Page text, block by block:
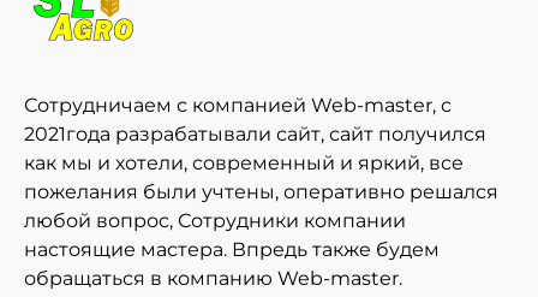
Сотрудничаем с компанией Web-master, с
2021года разрабатывали сайт, сайт получился
как мы и хотели, современный и яркий, все
пожелания были учтены, оперативно решался
любой вопрос, Сотрудники компании
настоящие мастера. Впредь также будем
обращаться в компанию Web-master.